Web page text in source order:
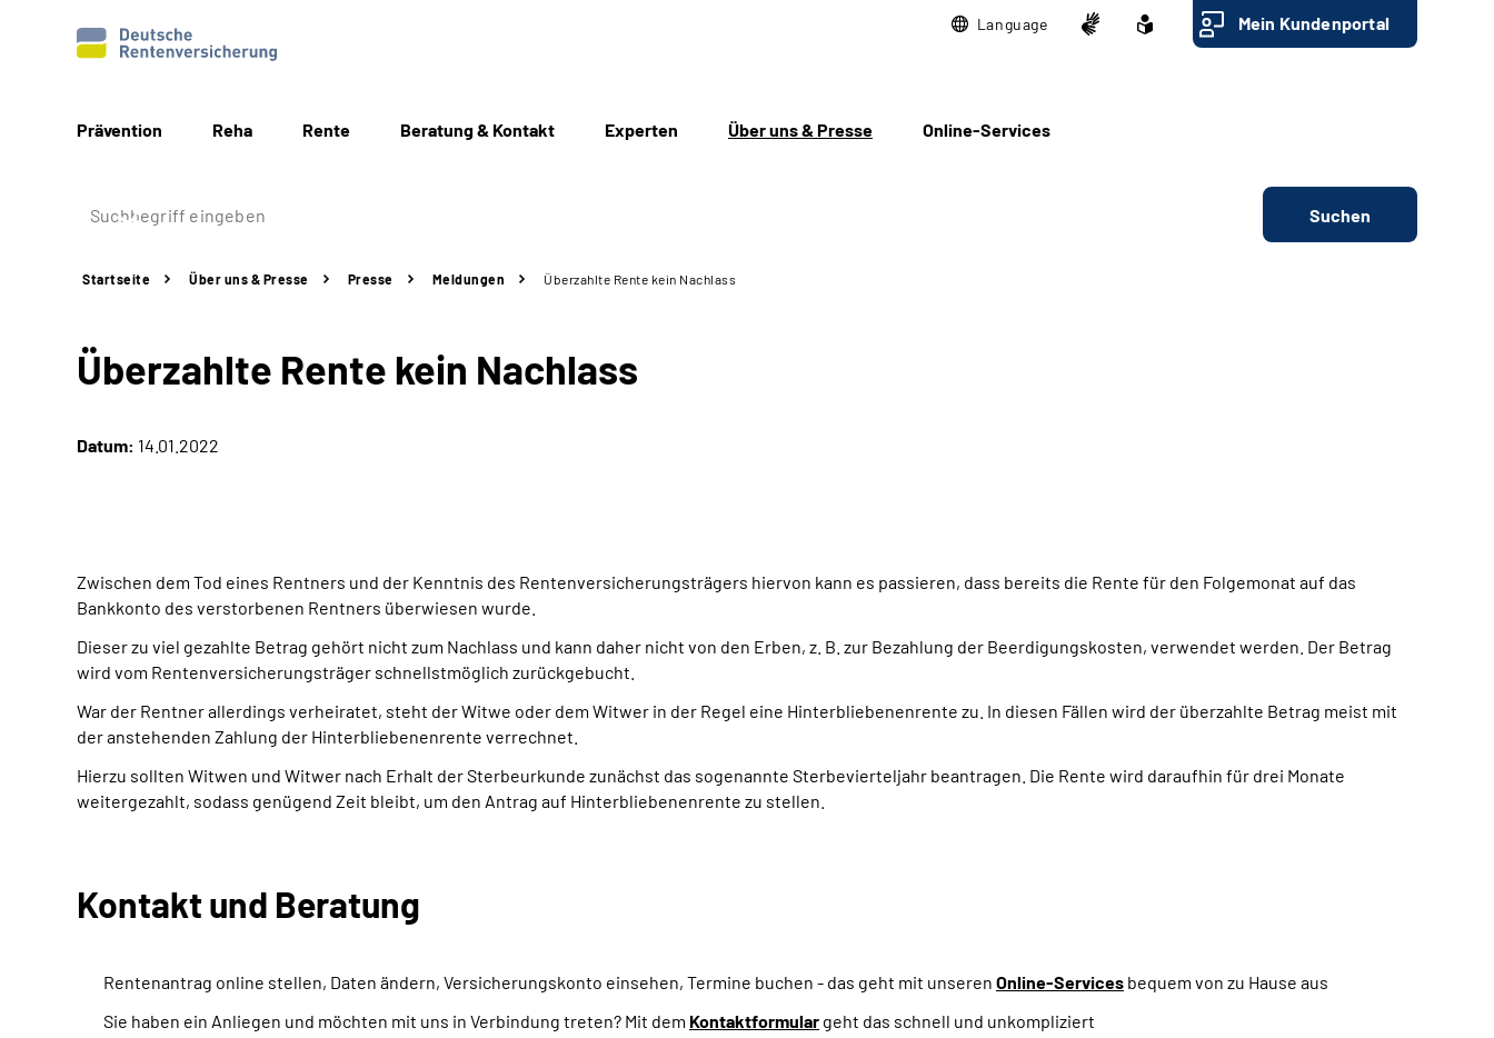
Language Mein Kundenportal
Prävention Reha Rente Beratung & Kontakt Experten Über uns & Presse Online-Services
Suchen
Startseite Über uns & Presse Presse Meldungen Überzahlte Rente kein Nachlass
Überzahlte Rente kein Nachlass
Datum: 14.01.2022
Zwischen dem Tod eines Rentners und der Kenntnis des Rentenversicherungsträgers hiervon kann es passieren, dass bereits die Rente für den Folgemonat auf das
Bankkonto des verstorbenen Rentners überwiesen wurde.
Dieser zu viel gezahlte Betrag gehört nicht zum Nachlass und kann daher nicht von den Erben, z. B. zur Bezahlung der Beerdigungskosten, verwendet werden. Der Betrag
wird vom Rentenversicherungsträger schnellstmöglich zurückgebucht.
War der Rentner allerdings verheiratet, steht der Witwe oder dem Witwer in der Regel eine Hinterbliebenenrente zu. In diesen Fällen wird der überzahlte Betrag meist mit
der anstehenden Zahlung der Hinterbliebenenrente verrechnet.
Hierzu sollten Witwen und Witwer nach Erhalt der Sterbeurkunde zunächst das sogenannte Sterbevierteljahr beantragen. Die Rente wird daraufhin für drei Monate
weitergezahlt, sodass genügend Zeit bleibt, um den Antrag auf Hinterbliebenenrente zu stellen.
Kontakt und Beratung
Rentenantrag online stellen, Daten ändern, Versicherungskonto einsehen, Termine buchen - das geht mit unseren Online-Services bequem von zu Hause aus
Sie haben ein Anliegen und möchten mit uns in Verbindung treten? Mit dem Kontaktformular geht das schnell und unkompliziert